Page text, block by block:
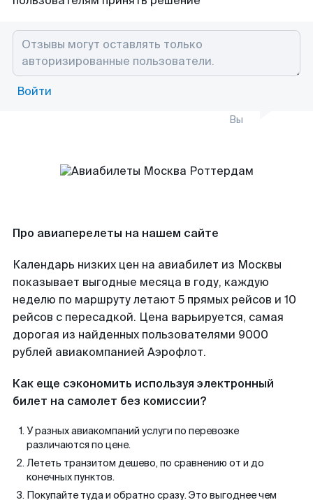
Войти
Вы
Про авиаперелеты на нашем сайте
Календарь низких цен на авиабилет из Москвы
показывает выгодные месяца в году, каждую
неделю по маршруту летают 5 прямых рейсов и 10
рейсов с пересадкой. Цена варьируется, самая
дорогая из найденных пользователями 9000
рублей авиакомпанией Аэрофлот.
Как еще сэкономить используя электронный
билет на самолет без комиссии?
У разных авиакомпаний услуги по перевозке
различаются по цене.
Лететь транзитом дешево, по сравнению от и до
конечных пунктов.
Покупайте туда и обратно сразу. Это выгоднее чем